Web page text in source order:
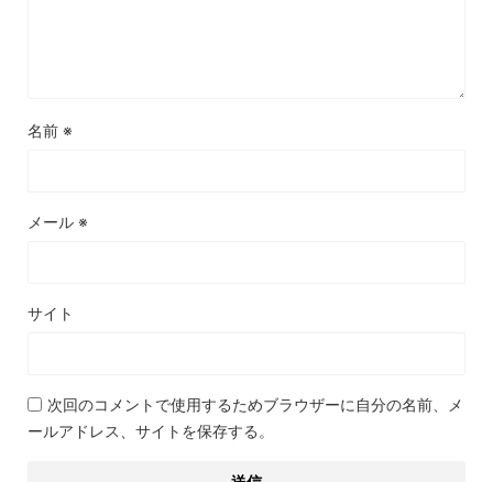
名前 ※
メール ※
サイト
次回のコメントで使用するためブラウザーに自分の名前、メ
ールアドレス、サイトを保存する。